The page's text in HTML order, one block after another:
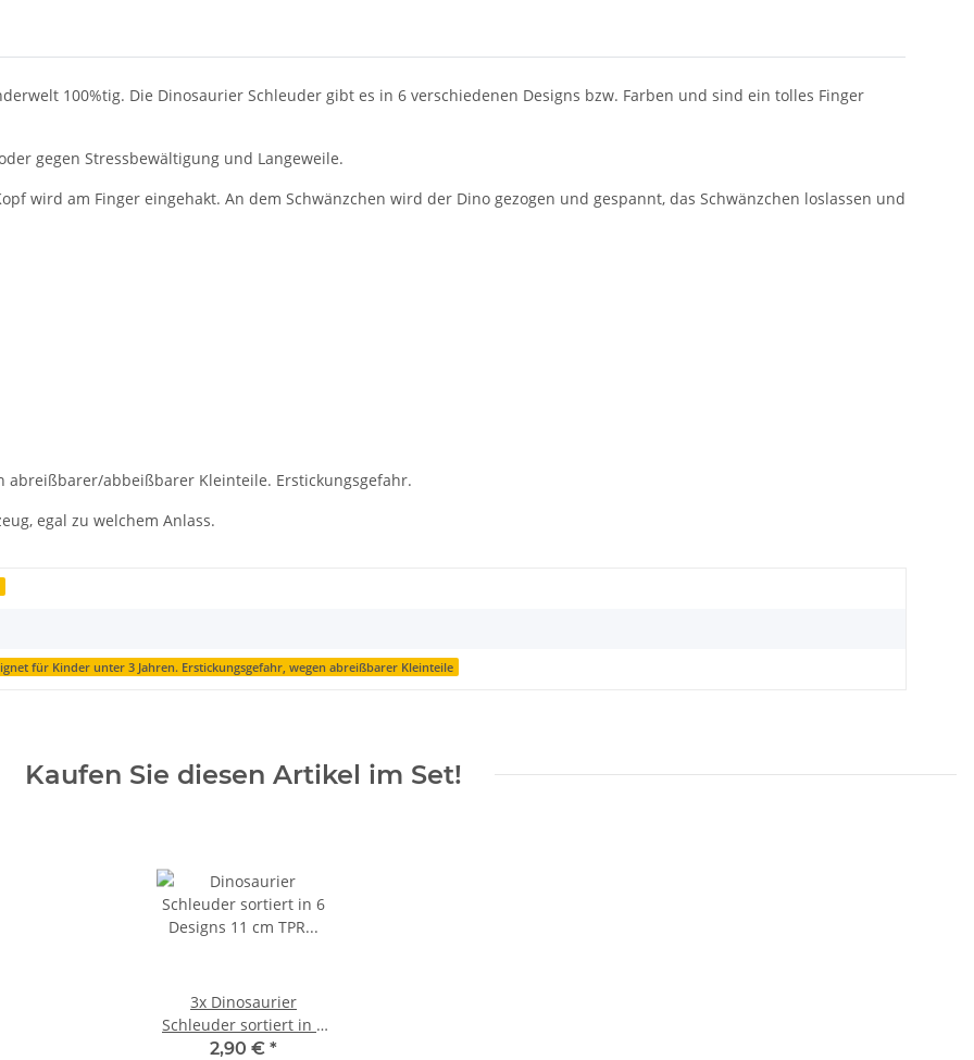
100%tig. Die Dinosaurier Schleuder gibt es in 6 verschiedenen Designs bzw. Farben und sind ein tolles Finger
gegen Stressbewältigung und Langeweile.
wird am Finger eingehakt. An dem Schwänzchen wird der Dino gezogen und gespannt, das Schwänzchen loslassen und
abreißbarer/abbeißbarer Kleinteile. Erstickungsgefahr.
egal zu welchem Anlass.
für Kinder unter 3 Jahren. Erstickungsgefahr, wegen abreißbarer Kleinteile
Kaufen Sie diesen Artikel im Set!
3x Dinosaurier
Schleuder sortiert in 6
Designs 11 cm TPR
2,90 € *